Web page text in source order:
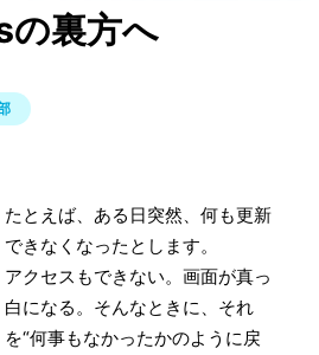
裏方へ
たとえば、ある日突然、何も更新
できなくなったとします。
アクセスもできない。画面が真っ
白になる。そんなときに、それ
を“何事もなかったかのように戻